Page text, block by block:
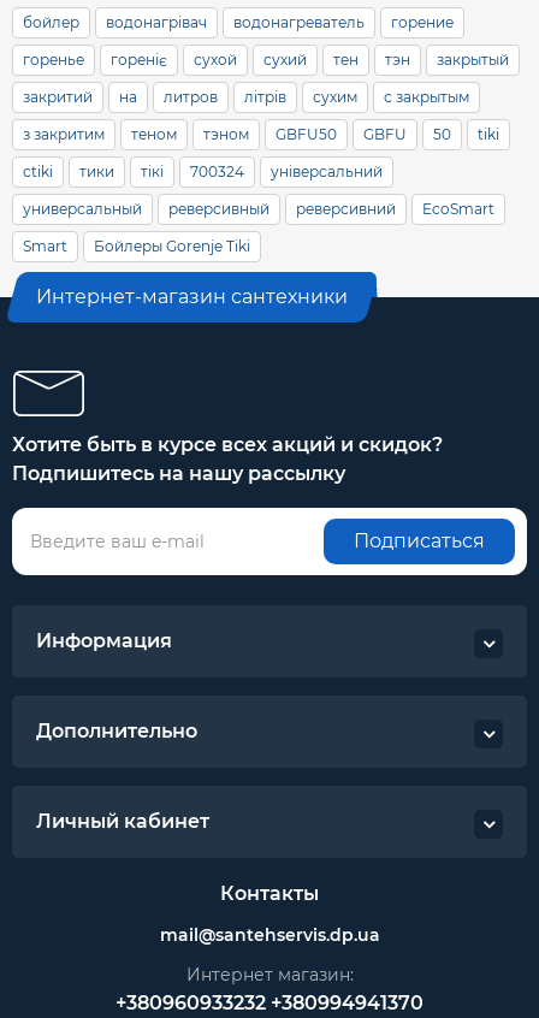
бойлер водонагрівач водонагреватель горение
горенье гореніє сухой сухий тен тэн закрытый
закритий на литров літрів сухим с закрытым
з закритим теном тэном GBFU50 GBFU 50 tiki
ctiki тики тікі 700324 універсальний
универсальный реверсивный реверсивний EcoSmart
Smart Бойлеры Gorenje Tiki
Интернет-магазин сантехники
Хотите быть в курсе всех акций и скидок?
Подпишитесь на нашу рассылку
Подписаться
Информация
Дополнительно
Личный кабинет
Контакты
mail@santehservis.dp.ua
Интернет магазин:
+380960933232 +380994941370